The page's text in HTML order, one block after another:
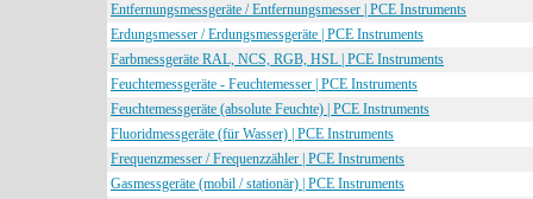
Entfernungsmessgeräte / Entfernungsmesser | PCE Instruments
Erdungsmesser / Erdungsmessgeräte | PCE Instruments
Farbmessgeräte RAL, NCS, RGB, HSL | PCE Instruments
Feuchtemessgeräte - Feuchtemesser | PCE Instruments
Feuchtemessgeräte (absolute Feuchte) | PCE Instruments
Fluoridmessgeräte (für Wasser) | PCE Instruments
Frequenzmesser / Frequenzzähler | PCE Instruments
Gasmessgeräte (mobil / stationär) | PCE Instruments